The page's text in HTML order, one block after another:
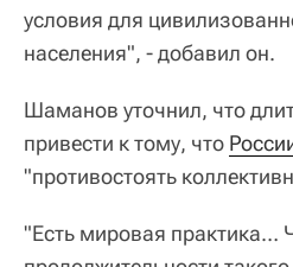
условия для
населения", - добавил он.
Шаманов уточнил, что
привести к тому, что
"противостоять
"Есть мировая практика…